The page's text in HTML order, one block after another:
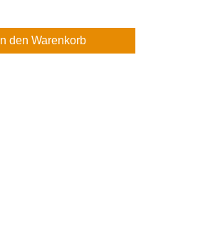
In den Warenkorb